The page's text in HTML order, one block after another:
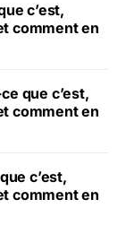
c’est,
comment en
que c’est,
comment en
c’est,
comment en